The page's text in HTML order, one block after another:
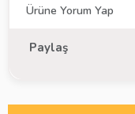
Ürüne Yorum Yap
Paylaş